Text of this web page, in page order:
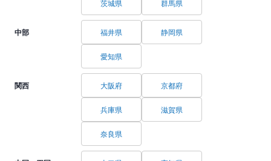
茨城県 群馬県
中部 福井県 静岡県
愛知県
関西 大阪府 京都府
兵庫県 滋賀県
奈良県